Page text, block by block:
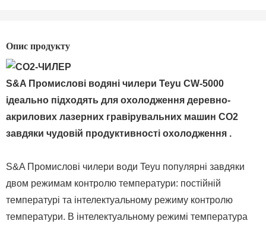
Опис продукту
S&A Промислові водяні чилери Teyu CW-5000
ідеально підходять для охолодження деревно-
акрилових лазерних гравірувальних машин CO2
завдяки чудовій продуктивності охолодження .
S&A Промислові чилери води Teyu популярні завдяки
двом режимам контролю температури: постійній
температурі та інтелектуальному режиму контролю
температури. В інтелектуальному режимі температура